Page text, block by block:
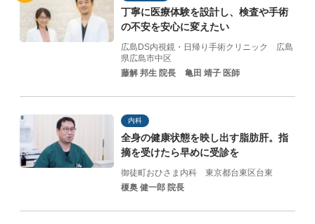
丁寧に医療体験を設計し、 検査や手術
の不安を安心に変えたい
広島DS内視鏡・日帰り手術クリニック 広島
県広島市中区
藤解 邦生 院長
亀田 靖子 医師
内科
全身の健康状態を映し出す脂肪肝。指
摘を受けたら早めに受診を
御徒町おひさま内科 東京都台東区台東
榎奥 健一郎 院長